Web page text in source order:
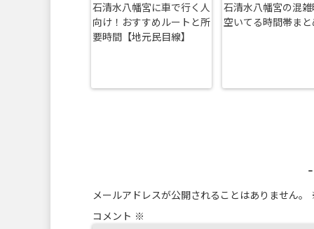
石清水八幡宮に車で行く人
向け！おすすめルートと所
要時間【地元民目線】
石清水八幡宮の混雑
空いてる時間帯まと
メールアドレスが公開されることはありません。
コメント ※